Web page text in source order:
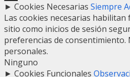
► Cookies Necesarias Siempre
Las cookies necesarias habilitan
sitio como inicios de sesión
preferencias de consentimiento.
personales.
Ninguno
► Cookies Funcionales